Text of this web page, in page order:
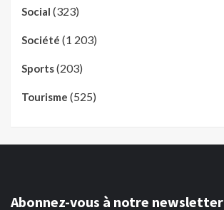
Social (323)
Société (1 203)
Sports(203)
Tourisme (525)
Abonnez-vous à notre newsletter